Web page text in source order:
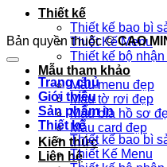
Thiết kế
Thiết kế bao bì
Thiết Kế Menu
Thiết kế bộ
Mẫu tham khảo
Mẫu menu đẹp
Mẫu tờ rơi đẹp
Mẫu bìa hồ sơ
Mẫu card đẹp
Kiến thức
Liên hệ
Bản quyền thuộc ©CAO
Trang chủ
Giới thiệu
Sản phẩm in
Thiết kế
Thiết kế bao bì
Thiết Kế Menu